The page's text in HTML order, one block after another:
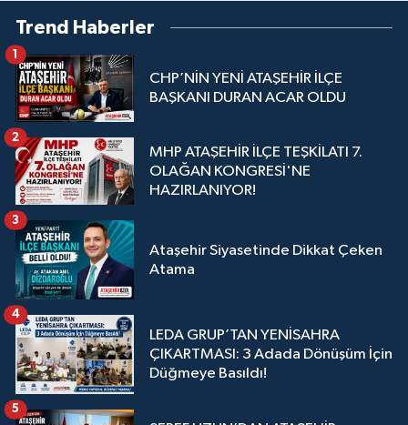
Trend Haberler
CHP’NİN YENİ ATAŞEHİR İLÇE
BAŞKANI DURAN ACAR OLDU
1
MHP ATAŞEHİR İLÇE TEŞKİLATI 7.
OLAĞAN KONGRESİ'NE
HAZIRLANIYOR!
2
Ataşehir Siyasetinde Dikkat Çeken
Atama
3
LEDA GRUP’TAN YENİSAHRA
ÇIKARTMASI: 3 Adada Dönüşüm İçin
Düğmeye Basıldı!
4
5